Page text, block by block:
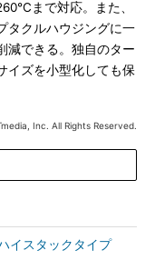
まで対応。また、
タクルハウジングに一
減できる。独自のター
イズを小型化しても保
Inc. All Rights Reserved.
イスタックタイプ